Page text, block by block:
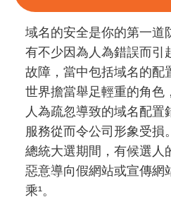
域名的安全是你的第一道
有不少因為人為錯誤而引
故障，當中包括域名的配
世界擔當舉足輕重的角色
人為疏忽導致的域名配置
服務從而令公司形象受損
總統大選期間，有候選人
惡意導向假網站或宣傳網
乘¹。